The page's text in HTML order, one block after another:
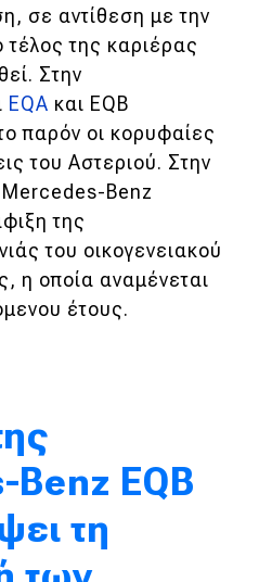
σε αντίθεση με την
τέλος της καριέρας
Στην
EQA και EQB
παρόν οι κορυφαίες
του Αστεριού. Στην
Mercedes-Benz
της
του οικογενειακού
η οποία αναμένεται
έτους.
EQB
τη